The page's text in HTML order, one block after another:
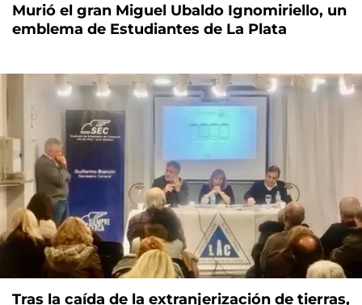
Murió el gran Miguel Ubaldo Ignomiriello, un
emblema de Estudiantes de La Plata
Tras la caída de la extranjerización de tierras,